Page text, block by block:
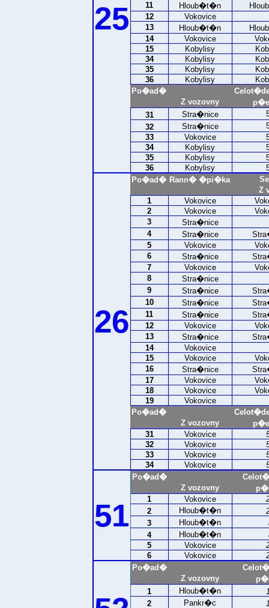
25
11
Hloub�t�n
12
Vokovice
13
Hloub�t�n
14
Vokovice
15
Kobylisy
34
Kobylisy
35
Kobylisy
36
Kobylisy
Po�ad�
Z vozovny
31
Stra�nice
32
Stra�nice
33
Vokovice
34
Kobylisy
35
Kobylisy
36
Kobylisy
26
Po�ad� Rann� �pi�ka
Z
1
Vokovice
2
Vokovice
3
Stra�nice
4
Stra�nice
5
Vokovice
6
Stra�nice
7
Vokovice
8
Stra�nice
9
Stra�nice
10
Stra�nice
11
Stra�nice
12
Vokovice
13
Stra�nice
14
Vokovice
15
Vokovice
16
Stra�nice
17
Vokovice
18
Vokovice
19
Vokovice
Po�ad�
Z vozovny
31
Vokovice
32
Vokovice
33
Vokovice
34
Vokovice
51
Po�ad�
Z vozovny
1
Vokovice
2
Hloub�t�n
3
Hloub�t�n
4
Hloub�t�n
5
Vokovice
6
Vokovice
Po�ad�
Z vozovny
1
Hloub�t�n
2
Pankr�c